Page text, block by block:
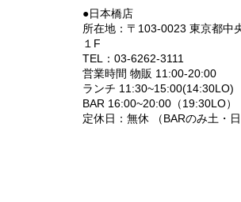
●日本橋店
所在地：〒103-0023 東京都中
１F
TEL：03-6262-3111
営業時間 物販 11:00-20:00
ランチ 11:30~15:00(14:30LO)
BAR 16:00~20:00（19:30LO）
定休日：無休 （BARのみ土・